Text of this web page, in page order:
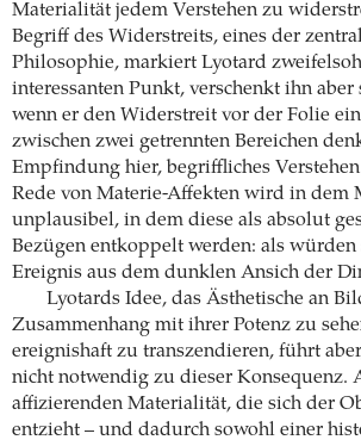
Materialität jedem Verstehen zu
Begriff des Widerstreits, eines der
Philosophie, markiert Lyotard
interessanten Punkt, verschenkt ihn
wenn er den Widerstreit vor der Folie
zwischen zwei getrennten Bereichen
Empfindung hier, begriffliches
Rede von Materie-Affekten wird in dem
unplausibel, in dem diese als absolut
Bezügen entkoppelt werden: als
Ereignis aus dem dunklen Ansich der
Lyotards Idee, das Ästhetische an
Zusammenhang mit ihrer Potenz zu
ereignishaft zu transzendieren, führt
nicht notwendig zu dieser Konsequenz.
affizierenden Materialität, die sich der
entzieht – und dadurch sowohl einer